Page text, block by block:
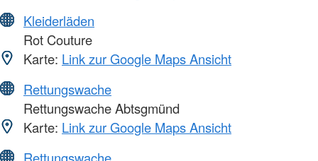
Kleiderläden
Rot Couture
Karte: Link zur Google Maps Ansicht
Rettungswache
Rettungswache Abtsgmünd
Karte: Link zur Google Maps Ansicht